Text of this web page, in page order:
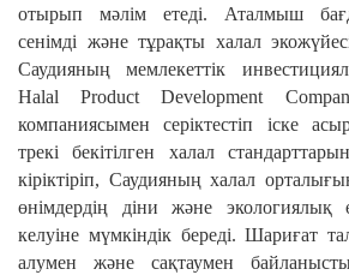
отырып мәлім етеді. Аталмыш
сенімді және тұрақты халал
Саудияның мемлекеттік
Halal Product Development
компаниясымен серіктестіп іске
трекі бекітілген халал
кіріктіріп, Саудияның халал
өнімдердің діни және экологиялық
келуіне мүмкіндік береді. Шариғат
алумен және сақтаумен